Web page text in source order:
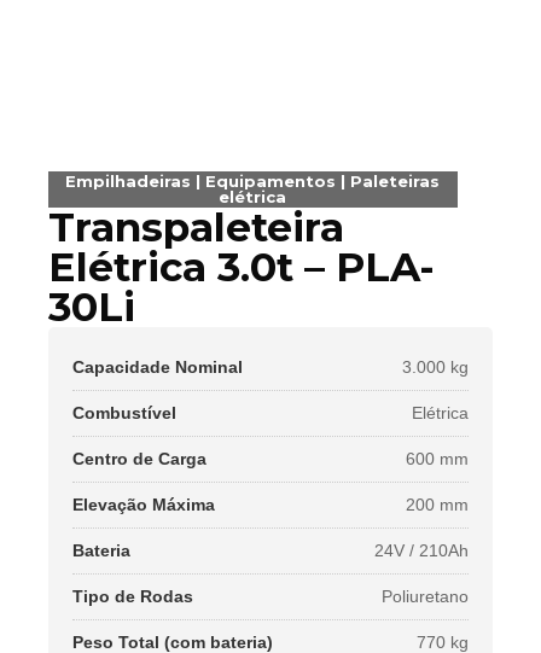
Empilhadeiras | Equipamentos | Paleteiras
elétrica
Transpaleteira
Elétrica 3.0t – PLA-
30Li
Capacidade Nominal 3.000 kg
Combustível Elétrica
Centro de Carga 600 mm
Elevação Máxima 200 mm
Bateria 24V / 210Ah
Tipo de Rodas Poliuretano
Peso Total (com bateria) 770 kg